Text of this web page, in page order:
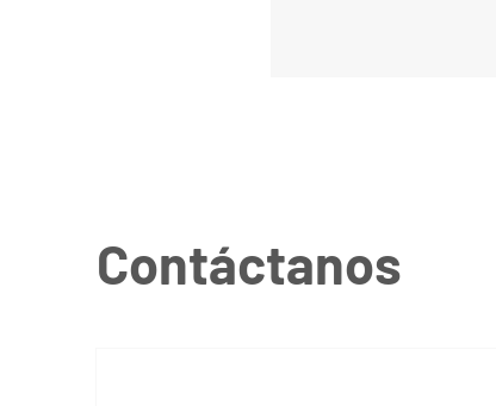
Contáctanos